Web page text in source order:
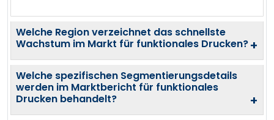
Welche Region verzeichnet das schnellste
Wachstum im Markt für funktionales Drucken?+
Welche spezifischen Segmentierungsdetails
werden im Marktbericht für funktionales
Drucken behandelt?
+